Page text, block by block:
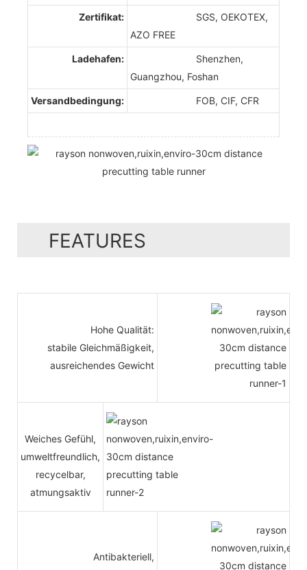
Zertifikat:
SGS, OEKOTEX,
AZO FREE
Ladehafen:
Shenzhen,
Guangzhou, Foshan
Versandbedingung: FOB, CIF, CFR
FEATURES
Hohe Qualität:
stabile Gleichmäßigkeit,
ausreichendes Gewicht
Weiches Gefühl,
umweltfreundlich,
recycelbar,
atmungsaktiv
Antibakteriell,